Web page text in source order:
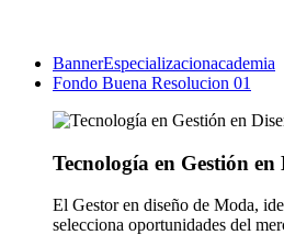
BannerEspecializacionacademia
Fondo Buena Resolucion 01
Tecnología en Gestión en
El Gestor en diseño de Moda,
selecciona oportunidades del